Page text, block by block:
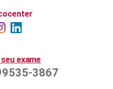
exame
3867